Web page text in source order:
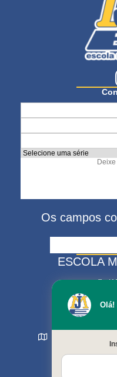
Os campos
ESCOLA
Sorocaba -
Olá!